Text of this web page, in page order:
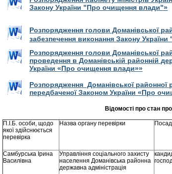
Закону України "Про очищення влади"»
Розпорядження голови Доманівської
забезпечення виконання Закону
Розпорядження голови Доманівської
проведення в Доманівській районній
України «Про очищення влади»»
Розпорядження Доманівської
передбаченої Законом України «Про
Відомості про стан
П.І.Б. особи, щодо
якої здійснюється
перевірка
Назва органу перевірки
Самбурська Ірина
Василівна
Управління соціального захисту
населення Доманівська районна
державна адміністрація